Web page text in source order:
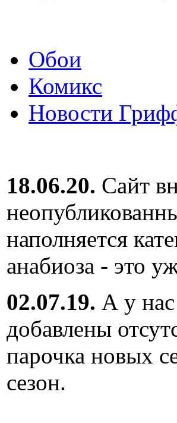
Обои
Комикс
Новости
18.06.20. Сайт
наполняется
анабиоза - это
02.07.19. А у
добавлены
парочка новых
сезон.